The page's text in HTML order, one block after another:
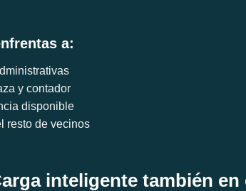
a:
y contador
disponible
resto de vecinos
inteligente también